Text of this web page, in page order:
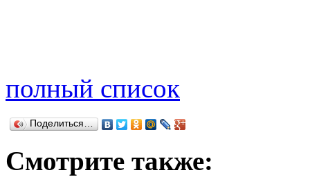
полный список
Поделиться…
Смотрите также: